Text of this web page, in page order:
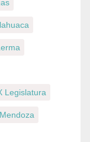
Legislatura